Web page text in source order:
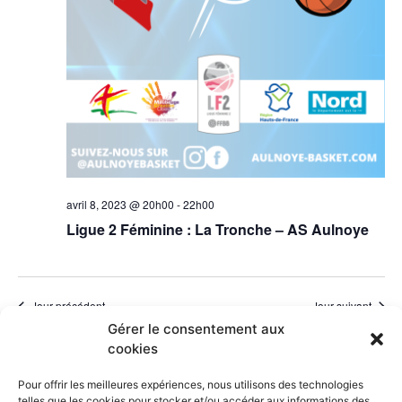
Gérer le consentement aux
cookies
Pour offrir les meilleures expériences, nous utilisons des technologies
avril 8, 2023 @ 20h00 -22h00
Ligue 2 Féminine : La Tronche – AS Aulnoye
Jour précédent Jour suivant